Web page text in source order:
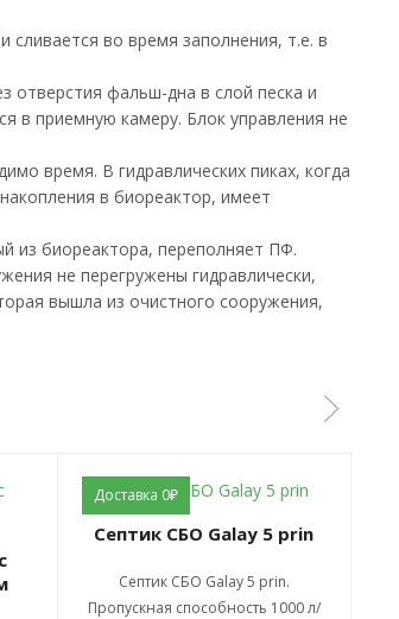
во время заполнения, т.е. в
отверстия фальш-дна в слой песка и
в приемную камеру. Блок управления не
время. В гидравлических пиках, когда
в биореактор, имеет
из биореактора, переполняет ПФ.
не перегружены гидравлически,
вышла из очистного сооружения,
Доставка 0₽
Септик СБО Galay 5 prin
Септик СБО Galay 5 prin.
Пропускная способность 1000 л/